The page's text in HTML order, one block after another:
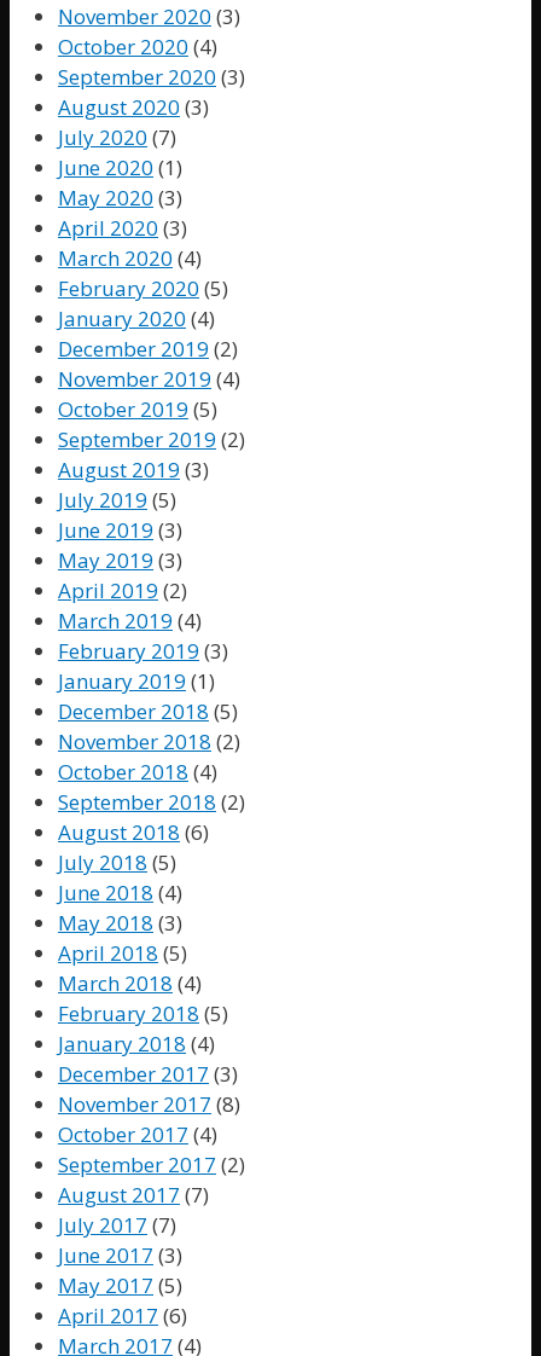
November 2020 (3)
October 2020 (4)
September 2020 (3)
August 2020 (3)
July 2020 (7)
June 2020 (1)
May 2020 (3)
April 2020 (3)
March 2020 (4)
February 2020 (5)
January 2020 (4)
December 2019 (2)
November 2019 (4)
October 2019 (5)
September 2019 (2)
August 2019 (3)
July 2019 (5)
June 2019 (3)
May 2019 (3)
April 2019 (2)
March 2019 (4)
February 2019 (3)
January 2019 (1)
December 2018 (5)
November 2018 (2)
October 2018 (4)
September 2018 (2)
August 2018 (6)
July 2018 (5)
June 2018 (4)
May 2018 (3)
April 2018 (5)
March 2018 (4)
February 2018 (5)
January 2018 (4)
December 2017 (3)
November 2017 (8)
October 2017 (4)
September 2017 (2)
August 2017 (7)
July 2017 (7)
June 2017 (3)
May 2017 (5)
April 2017 (6)
March 2017 (4)